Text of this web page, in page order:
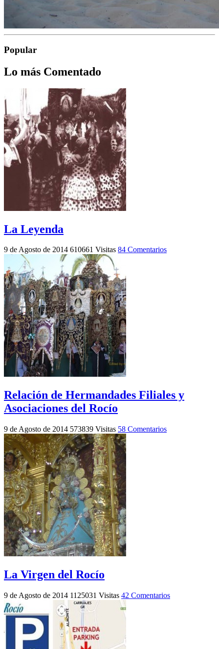
Popular
Lo más Comentado
La Leyenda
9 de Agosto de 2014 610661 Visitas 84 Comentarios
Relación de Hermandades Filiales y
Asociaciones del Rocío
9 de Agosto de 2014 573839 Visitas 58 Comentarios
La Virgen del Rocío
9 de Agosto de 2014 1125031 Visitas 42 Comentarios